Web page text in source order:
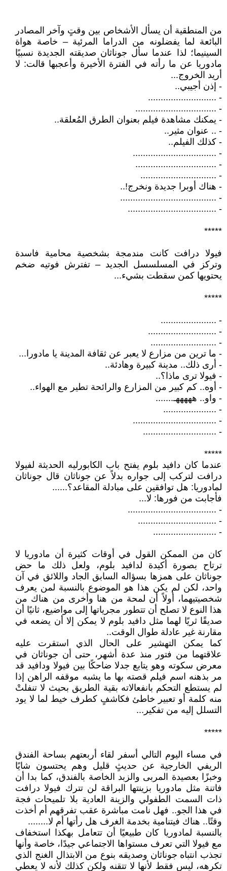
من المنطقية أن يسأل الأشخاص بين وقتٍ وآخر المصادر
البائعة لما يفضلونه من الدراما المرئية – خاصة هواة
السينيما؛ لذا عندما سأل جوناثان صديقته الجديدة نسبيًا
مادوريا عن ما رأته في الفترة الأخيرة وأعجبها قالت: لا
أريد الخروج...
- إذن أجيبي..
- ...........................
- ................................
- يمكنك مشاهدة فيلم بعنوان الطرق المُعلقة..
- .. عنوان مثير..
- كذلك الفيلم..
- .................................
- ................................
- ..............................
- هناك أوبرا جديدة ونخرج!..
- ......................................
- ...................................
*****
فيولا درافت كانت مندمجة بشخصية محامية فاسدة
وتركز في المسلسسل الجديد – تفترش فوتيه ضخم
يحتويها كمن سقطت بشيء...
*****
- ......................
- ...........................
- ..........................
- ما ترين من مزارع لا يعبر عن ثقافة المدينة يا مادورا...
- أرى ذلك.. مدينة كبيرة وهادئة..
- فيولا ترى ماذا؟..
- أوه.. كم كبير من المزارع والرائحة تطير مع الهواء..
- واو.. هههههـ.......
- .....................
- .................................
- .............................
*****
عندما كان دافيد بلوم يفتح باب الكابورليه الحديثة لفيولا
درافت لتركب إلى جواره بدلاً عن جوناثان قال جوناثان
لمادوريا: هل توافقين على مبادلة المقاعد؟......
فأجابت من فورها: لا...
- ...................................
- ...............................
- .........................
كان من الممكن القول في أوقات كثيرة أن مادوريا لا
ترتاح بصورة أكيدة لدافيد بلوم، ولعل ذلك ما حض
جوناثان على همزها بسؤاله السابق الجاد واللائق في آن
واحد، لكن لم يكن هذا هو الموضوع بالنسبة لمن يعرف
شخصيتيهما، أولاً أن لمحة من هنا وأخرى من هناك من
هذا النوع لا تصلح أن تتطور مجرياتها إلى مواضيع، ثانيًا أن
صديقًا ثريًا لهما مثل دافيد بلوم لا يمكن إلا أن يضعه في
مقارنة غير عادلة طوال الوقت..
كما يمكن التهشير على الحال الذي استقرت عليه
علاقتهما من فتور منذ عدة أشهر، حتى أن جوناثان في
معرض سكوته وهو يتابع جدلا ضاحكًا بين فيولا ودافيد قد
مر بذهنه اسم فيلم قصته بها ما يشبه موقفه الراهن إذا
لم يستطع التحكم بانفعالاته بقية الطريق بحيث لا تنفلتْ
منه كلمة أو تعبير خاطئ فكاشفٍ كطرف خيط لما لا يود
التسلل إليه من تفكير...
*****
في مساء اليوم التالي أسفر لقاء أربعتهم بساحة الفندق
الريفي الخارجية عن حديثٍ قليل وهم يحتسون شايًا
وخبزًا بعصيدة المربى والزبد الخاصة بالفندق، كما بدا أن
فاتنة مثل مادوريا بزينتها البراقة لن تترك فيولا درافت
ذات السمت الطفولي والزينة العادية بلا تلميحات فجة
في هذا الجو.. فهل نامت مباشرة عقب تفرقهم أم أخذت
وقتًا.. هناك فيتنامية بخدمة الغرف هل رأتها أم لا........
بالنسبة لمادوريا كان طبيعيًا أن تتعامل بهكذا استخفاف
مع فيولا التي تعرف مستواها الاجتماعي جيدًا، خاصة وأنها
تجذب انتباه جوناثان وصديقه بنوع من الابتذال الغنج الذي
تكرهه، ليس فقط لأنها لا تتقنه ولكن كذلك لأنه لا يعطي